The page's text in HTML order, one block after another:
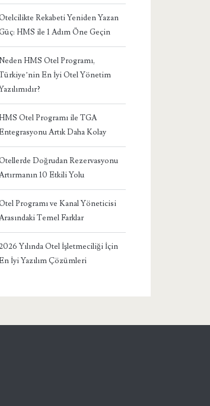
Rekabeti Yeniden Yazan
HMS ile 1 Adım Öne Geçin
HMS Otel Programı,
En İyi Otel Yönetim
HMS Otel Programı ile TGA
Artık Daha Kolay
Doğrudan Rezervasyonu
10 Etkili Yolu
Programı ve Kanal Yöneticisi
Temel Farklar
Yılında Otel İşletmeciliği İçin
İyi Yazılım Çözümleri